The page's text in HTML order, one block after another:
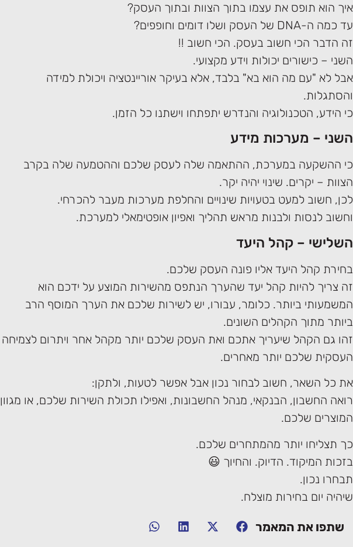
איך הוא תופס את עצמו בתוך הצוות ובתוך העסק?
עד כמה ה-DNA של העסק ושלו דומים וחופפים?
זה הדבר הכי חשוב בעסק. הכי חשוב !!
השני – כישורים יכולות וידע מקצועי.
אבל לא "עם מה הוא בא" בלבד, אלא בעיקר אוריינטציה ויכולת למידה
והסתגלות.
כי הידע, הטכנולוגיה והנדרש יתפתחו וישתנו כל הזמן.
השני – מערכות מידע
כי ההשקעה במערכת, ההתאמה שלה לעסק שלכם וההטמעה שלה בקרב
הצוות – יקרים. שינוי יהיה יקר.
לכן, חשוב למעט בטעויות שינויים והחלפת מערכות מעבר להכרחי.
וחשוב לנסות ולבנות מראש תהליך ואפיון אופטימאלי למערכת.
השלישי – קהל היעד
בחירת קהל היעד אליו פונה העסק שלכם.
זה צריך להיות קהל יעד שהערך הנתפס מהשירות המוצע על ידכם הוא
המשמעותי ביותר. כלומר, עבורו, יש לשירות שלכם את הערך המוסף הרב
ביותר מתוך הקהלים השונים.
זהו גם הקהל שיעריך אתכם ואת העסק שלכם יותר מקהל אחר ויתרום לצמיחה
העסקית שלכם יותר מאחרים.
את כל השאר, חשוב לבחור נכון אבל אפשר לטעות, ולתקן:
רואה החשבון, הבנקאי, מנהל החשבונות, ואפילו תכולת השירות שלכם, או מגוון
המוצרים שלכם.
כך תצליחו יותר מהמתחרים שלכם.
בזכות המיקוד. הדיוק. והחיוך 😃
תבחרו נכון.
שיהיה יום בחירות מוצלח.
שתפו את המאמר